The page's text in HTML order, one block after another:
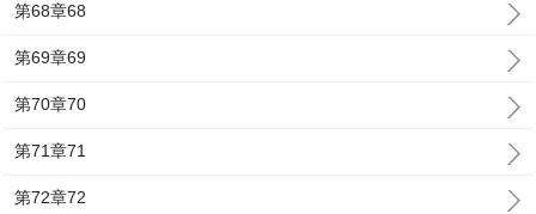
第68章68
第69章69
第70章70
第71章71
第72章72